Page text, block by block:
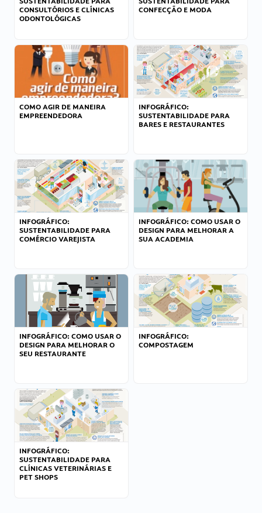
CONSULTÓRIOS E CLÍNICAS
ODONTOLÓGICAS
CONFECÇÃO E MODA
COMO AGIR DE MANEIRA
EMPREENDEDORA
INFOGRÁFICO:
SUSTENTABILIDADE PARA
BARES E RESTAURANTES
INFOGRÁFICO:
SUSTENTABILIDADE PARA
COMÉRCIO VAREJISTA
INFOGRÁFICO: COMO USAR O
DESIGN PARA MELHORAR A
SUA ACADEMIA
INFOGRÁFICO: COMO USAR O
DESIGN PARA MELHORAR O
SEU RESTAURANTE
INFOGRÁFICO:
COMPOSTAGEM
INFOGRÁFICO:
SUSTENTABILIDADE PARA
CLÍNICAS VETERINÁRIAS E
PET SHOPS